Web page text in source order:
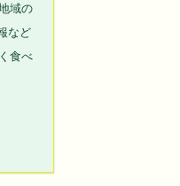
域の
など
食べ